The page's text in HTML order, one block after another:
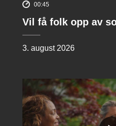
00:45
Vil få folk opp av
3. august 2026